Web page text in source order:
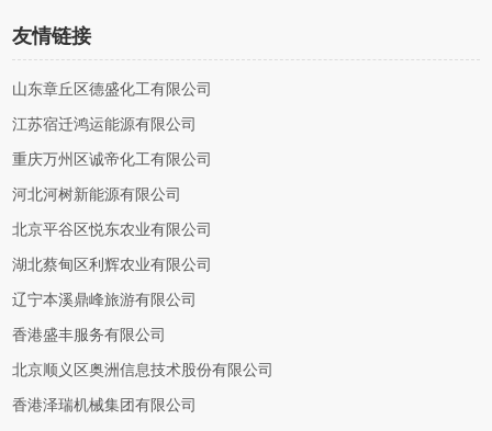
友情链接
山东章丘区德盛化工有限公司
江苏宿迁鸿运能源有限公司
重庆万州区诚帝化工有限公司
河北河树新能源有限公司
北京平谷区悦东农业有限公司
湖北蔡甸区利辉农业有限公司
辽宁本溪鼎峰旅游有限公司
香港盛丰服务有限公司
北京顺义区奥洲信息技术股份有限公司
香港泽瑞机械集团有限公司